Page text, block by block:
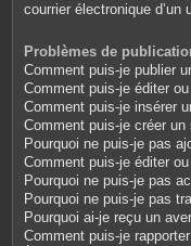
courrier électronique d’un
Problèmes de
Comment puis-je publier
Comment puis-je éditer
Comment puis-je insérer
Comment puis-je créer un
Pourquoi ne puis-je pas
Comment puis-je éditer
Pourquoi ne puis-je pas
Pourquoi ne puis-je pas
Pourquoi ai-je reçu un
Comment puis-je